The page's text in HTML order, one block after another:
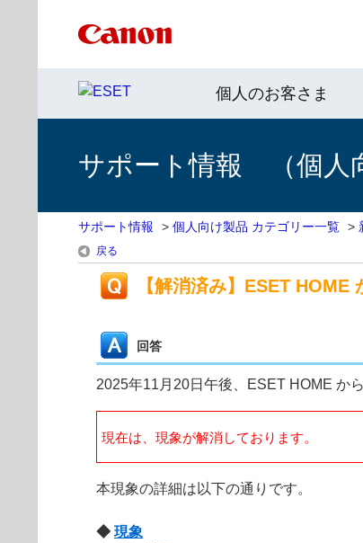
個人のお客さま
サポート情報 （個人
サポート情報 > 個人向け製品 カテゴリー一覧 >
戻る
【解消済み】ESET HOME
回答
2025年11月20日午後、ESET HOME か
現在は、現象が解消しております。
本現象の詳細は以下の通りです。
◆ 現象